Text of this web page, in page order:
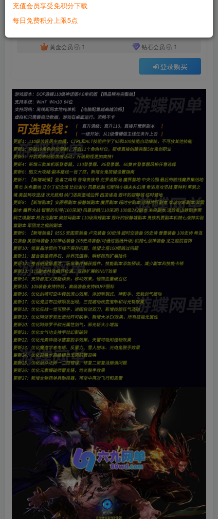
此内容为付费资源，请付费后查看
黄金会员
1 钻石会员 1
登录购买
充值会员享受免积分下载
每日免费积分上限5点